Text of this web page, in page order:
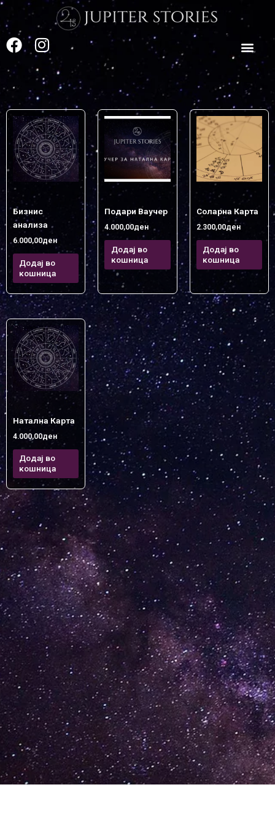
Skip
to
content
F
b
o
o
k
I
n
s
t
a
g
r
a
m
Бизнис
анализа
6.000,00ден
Додај во
кошница
Подари Ваучер
4.000,00ден
Додај во
кошница
Соларна Карта
2.300,00ден
Додај во
кошница
Натална Карта
4.000,00ден
Додај во
кошница